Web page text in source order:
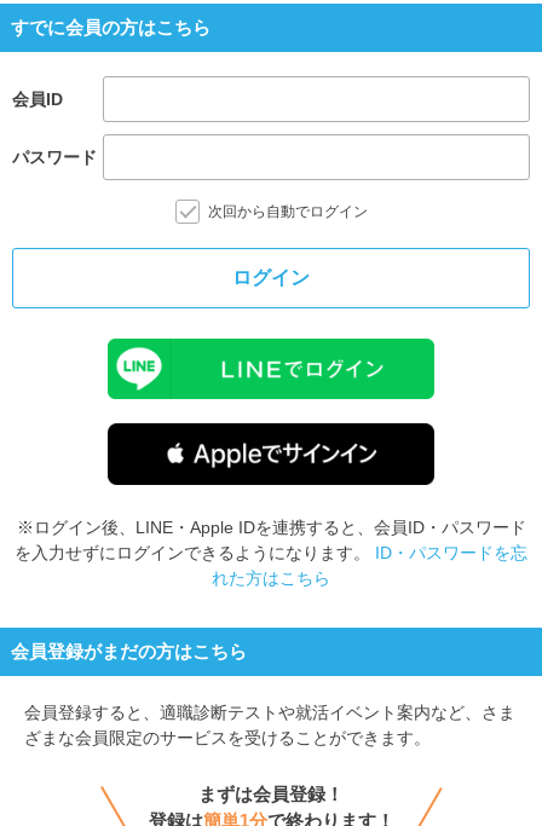
すでに会員の方はこちら
会員ID
パスワード
次回から自動でログイン
ログイン
※ログイン後、LINE・Apple IDを連携すると、会員ID・パスワード
を入力せずにログインできるようになります。 ID・パスワードを忘
れた方はこちら
会員登録がまだの方はこちら
会員登録すると、 適職診断テストや就活イベント案内など、さま
ざまな会員限定のサービスを受けることができます。
まずは会員登録！
登録は簡単1分で終わります！